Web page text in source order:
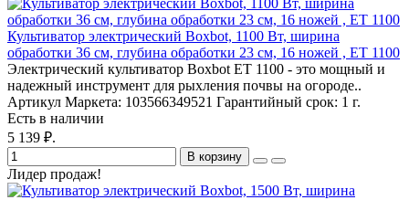
Культиватор электрический Boxbot, 1100 Вт, ширина
обработки 36 см, глубина обработки 23 см, 16 ножей , ET 1100
Электрический культиватор Boxbot ET 1100 - это мощный и
надежный инструмент для рыхления почвы на огороде..
Артикул Маркета: 103566349521 Гарантийный срок: 1 г.
Есть в наличии
5 139 ₽.
В корзину
Лидер продаж!